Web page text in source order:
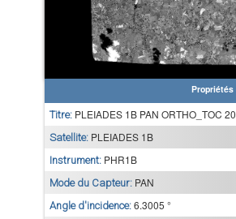
Propriétés
Titre: PLEIADES 1B PAN ORTHO_TOC
Satellite: PLEIADES 1B
Instrument: PHR1B
Mode du Capteur: PAN
Angle d'incidence: 6.3005 °